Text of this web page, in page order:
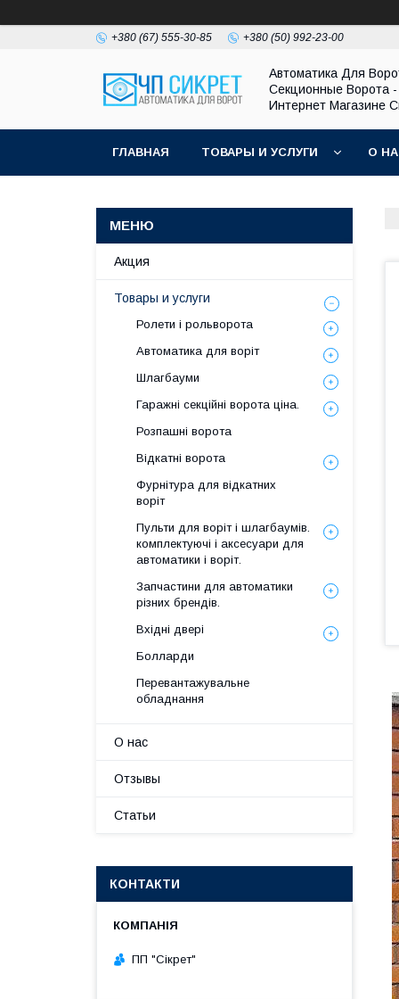
+380 (67) 555-30-85 +380 (50) 992-23-00
Автоматика Для
Секционные Ворота -
Интернет Магазине
ГЛАВНАЯ ТОВАРЫ И УСЛУГИ О
Акция
Товары и услуги
Ролети і рольворота
Автоматика для воріт
Шлагбауми
Гаражні секційні ворота ціна.
Розпашні ворота
Відкатні ворота
Фурнітура для відкатних
воріт
Пульти для воріт і шлагбаумів.
комплектуючі і аксесуари для
автоматики і воріт.
Запчастини для автоматики
різних брендів.
Вхідні двері
Болларди
Перевантажувальне
обладнання
О нас
Отзывы
Статьи
КОНТАКТИ
ПП "Сікрет"